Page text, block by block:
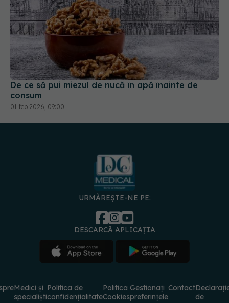
De ce să pui miezul de nucă în apă înainte de
consum
01 feb 2026, 09:00
URMĂREȘTE-NE PE:
DESCARCĂ APLICAȚIA
Politica de
confidențialitate
Gestionați
preferințele
© 2026 PRESS MEDIA ELECTRONIC S.R.L. Toate drepturile rezervate